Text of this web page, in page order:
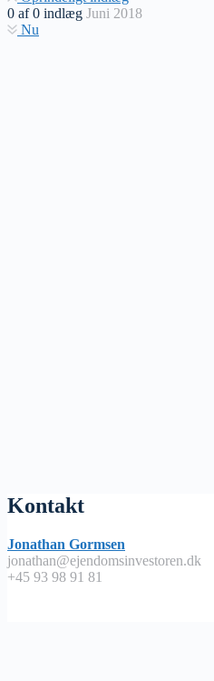
0 af0 indlæg Juni 2018
Nu
Kontakt
Jonathan Gormsen
jonathan@ejendomsinvestoren.dk
+45 93 98 91 81